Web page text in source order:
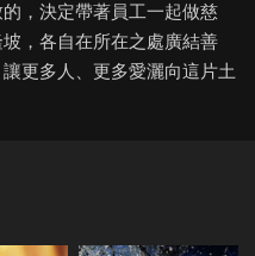
，決定帶著員工一起做慈
，各自在所在之處廣結善
更多人、更多愛灑向這片土